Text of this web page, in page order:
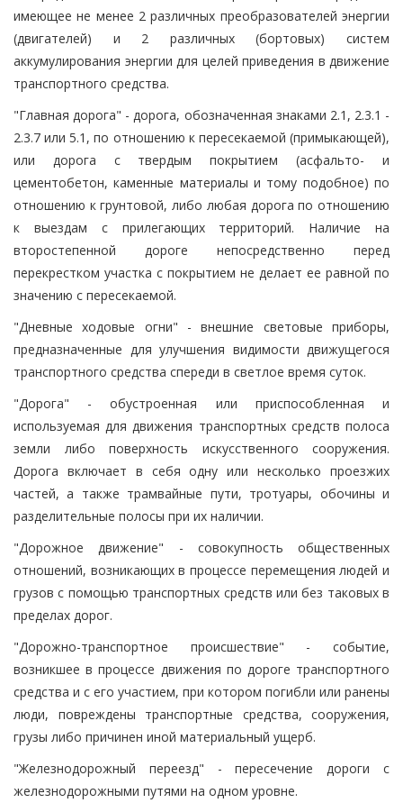
имеющее не менее 2 различных преобразователей энергии
(двигателей) и 2 различных (бортовых) систем
аккумулирования энергии для целей приведения в движение
транспортного средства.
"Главная дорога" - дорога, обозначенная знаками 2.1, 2.3.1 -
2.3.7 или 5.1, по отношению к пересекаемой (примыкающей),
или дорога с твердым покрытием (асфальто- и
цементобетон, каменные материалы и тому подобное) по
отношению к грунтовой, либо любая дорога по отношению
к выездам с прилегающих территорий. Наличие на
второстепенной дороге непосредственно перед
перекрестком участка с покрытием не делает ее равной по
значению с пересекаемой.
"Дневные ходовые огни" - внешние световые приборы,
предназначенные для улучшения видимости движущегося
транспортного средства спереди в светлое время суток.
"Дорога" - обустроенная или приспособленная и
используемая для движения транспортных средств полоса
земли либо поверхность искусственного сооружения.
Дорога включает в себя одну или несколько проезжих
частей, а также трамвайные пути, тротуары, обочины и
разделительные полосы при их наличии.
"Дорожное движение" - совокупность общественных
отношений, возникающих в процессе перемещения людей и
грузов с помощью транспортных средств или без таковых в
пределах дорог.
"Дорожно-транспортное происшествие" - событие,
возникшее в процессе движения по дороге транспортного
средства и с его участием, при котором погибли или ранены
люди, повреждены транспортные средства, сооружения,
грузы либо причинен иной материальный ущерб.
"Железнодорожный переезд" - пересечение дороги с
железнодорожными путями на одном уровне.